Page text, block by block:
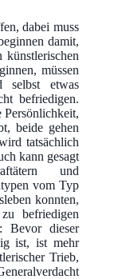
dabei muss
damit,
müssen
selbst etwas
befriedigen.
Persönlichkeit,
beide gehen
tatsächlich
kann gesagt
und
vom Typ
konnten,
befriedigen
Bevor dieser
ist, ist mehr
Trieb,